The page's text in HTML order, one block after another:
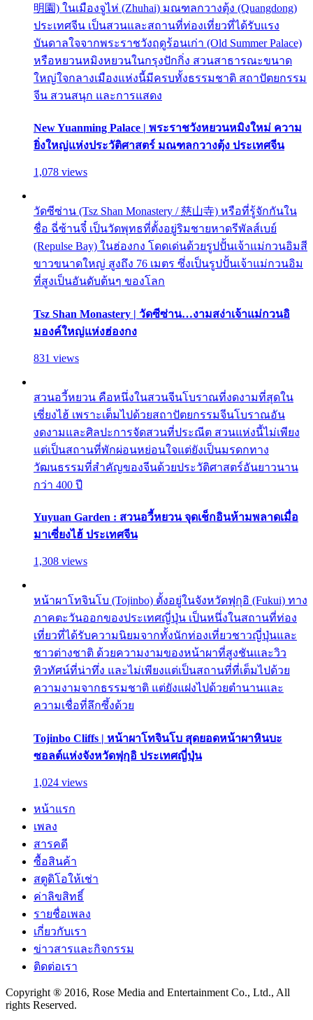
明園) ในเมืองจูไห่ (Zhuhai) มณฑลกวางตุ้ง (Quangdong)
ประเทศจีน เป็นสวนและสถานที่ท่องเที่ยวที่ได้รับแรง
บันดาลใจจากพระราชวังฤดูร้อนเก่า (Old Summer Palace)
หรือหยวนหมิงหยวนในกรุงปักกิ่ง สวนสาธารณะขนาด
ใหญ่ใจกลางเมืองแห่งนี้มีครบทั้งธรรมชาติ สถาปัตยกรรม
จีน สวนสนุก และการแสดง
New Yuanming Palace | พระราชวังหยวนหมิงใหม่ ความ
ยิ่งใหญ่แห่งประวัติศาสตร์ มณฑลกวางตุ้ง ประเทศจีน
1,078 views
วัดซีซ่าน (Tsz Shan Monastery / 慈山寺) หรือที่รู้จักกันใน
ชื่อ ฉี่ซ้านจี๋ เป็นวัดพุทธที่ตั้งอยู่ริมชายหาดรีพัลส์เบย์
(Repulse Bay) ในฮ่องกง โดดเด่นด้วยรูปปั้นเจ้าแม่กวนอิมสี
ขาวขนาดใหญ่ สูงถึง 76 เมตร ซึ่งเป็นรูปปั้นเจ้าแม่กวนอิม
ที่สูงเป็นอันดับต้นๆ ของโลก
Tsz Shan Monastery | วัดซีซ่าน…งามสง่าเจ้าแม่กวนอิ
มองค์ใหญ่แห่งฮ่องกง
831 views
สวนอวี้หยวน คือหนึ่งในสวนจีนโบราณที่งดงามที่สุดใน
เซี่ยงไฮ้ เพราะเต็มไปด้วยสถาปัตยกรรมจีนโบราณอัน
งดงามและศิลปะการจัดสวนที่ประณีต สวนแห่งนี้ไม่เพียง
แต่เป็นสถานที่พักผ่อนหย่อนใจแต่ยังเป็นมรดกทาง
วัฒนธรรมที่สำคัญของจีนด้วยประวัติศาสตร์อันยาวนาน
กว่า 400 ปี
Yuyuan Garden : สวนอวี้หยวน จุดเช็กอินห้ามพลาดเมื่อ
มาเซี่ยงไฮ้ ประเทศจีน
1,308 views
หน้าผาโทจินโบ (Tojinbo) ตั้งอยู่ในจังหวัดฟุกุอิ (Fukui) ทาง
ภาคตะวันออกของประเทศญี่ปุ่น เป็นหนึ่งในสถานที่ท่อง
เที่ยวที่ได้รับความนิยมจากทั้งนักท่องเที่ยวชาวญี่ปุ่นและ
ชาวต่างชาติ ด้วยความงามของหน้าผาที่สูงชันและวิว
ทิวทัศน์ที่น่าทึ่ง และไม่เพียงแต่เป็นสถานที่ที่เต็มไปด้วย
ความงามจากธรรมชาติ แต่ยังแฝงไปด้วยตำนานและ
ความเชื่อที่ลึกซึ้งด้วย
Tojinbo Cliffs | หน้าผาโทจินโบ สุดยอดหน้าผาหินบะ
ซอลต์แห่งจังหวัดฟุกุอิ ประเทศญี่ปุ่น
1,024 views
หน้าแรก
เพลง
สารคดี
ซื้อสินค้า
สตูดิโอให้เช่า
ค่าลิขสิทธิ์
รายชื่อเพลง
เกี่ยวกับเรา
ข่าวสารและกิจกรรม
ติดต่อเรา
Copyright ® 2016, Rose Media and Entertainment Co., Ltd., All
rights Reserved.